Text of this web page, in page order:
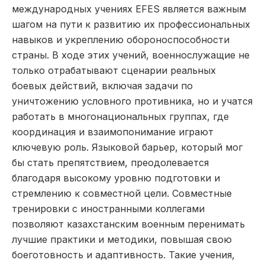
международных учениях EFES является важным
шагом на пути к развитию их профессиональных
навыков и укреплению обороноспособности
страны. В ходе этих учений, военнослужащие не
только отрабатывают сценарии реальных
боевых действий, включая задачи по
уничтожению условного противника, но и учатся
работать в многонациональных группах, где
координация и взаимопонимание играют
ключевую роль. Языковой барьер, который мог
бы стать препятствием, преодолевается
благодаря высокому уровню подготовки и
стремлению к совместной цели. Совместные
тренировки с иностранными коллегами
позволяют казахстанским военным перенимать
лучшие практики и методики, повышая свою
боеготовность и адаптивность. Такие учения,